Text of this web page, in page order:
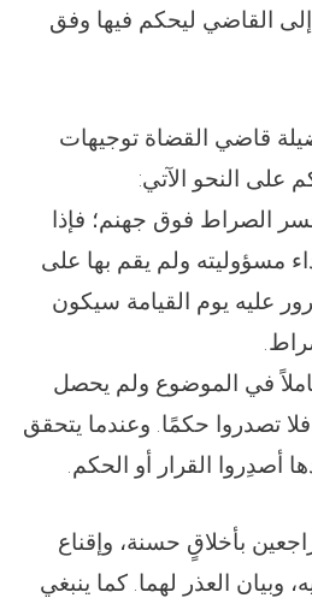
القاضي ليحكم فيها وفق
قاضي القضاة توجيهات
على النحو الآتي:
الصراط فوق جهنم؛ فإذا
مسؤوليته ولم يقم بها على
عليه يوم القيامة سيكون
كاملاً في الموضوع ولم يحصل
فلا تصدروا حكمًا. وعندما يتحقق
أصدِروا القرار أو الحكم.
بأخلاقٍ حسنة، وإقناع
وبيان العذر لهما. كما ينبغي